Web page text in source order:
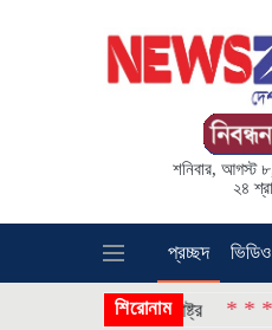
শনিবার, আগস্ট
২৪
প্রচ্ছদ ভিডিও
শিরোনাম
পদক্ষেপ নিল যুক্তরাষ্ট্র * * * *